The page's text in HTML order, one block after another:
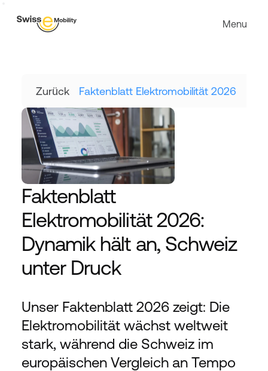
Zurück Faktenblatt Elektromobilität 2026
Faktenblatt
Elektromobilität 2026:
Dynamik hält an, Schweiz
unter Druck
Unser Faktenblatt 2026 zeigt: Die
Elektromobilität wächst weltweit
stark, während die Schweiz im
europäischen Vergleich an Tempo
Menu